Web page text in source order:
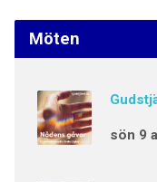
Möten
sön 9